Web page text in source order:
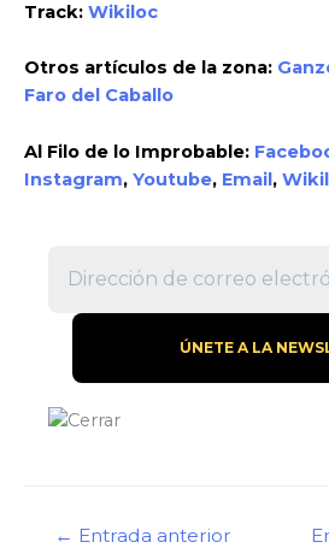
Track: Wikiloc
Otros artículos de la zona:
Faro del Caballo
Al Filo de lo Improbable:
Instagram, Youtube, Email,
Navegación
← Entrada anterior